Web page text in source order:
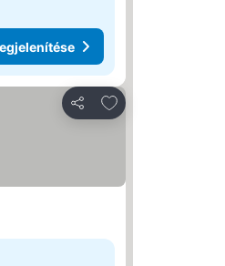
Megosztás
Hozzáadás a